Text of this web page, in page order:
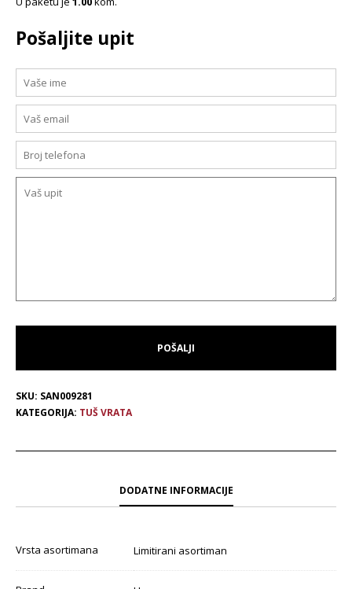
Pošaljite upit
SKU: SAN009281
KATEGORIJA: TUŠ VRATA
DODATNE INFORMACIJE
Vrsta asortimana Limitirani asortiman